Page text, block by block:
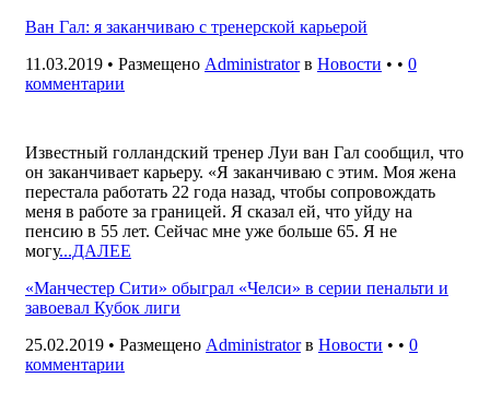
Ван Гал: я заканчиваю с тренерской карьерой
11.03.2019 • Размещено Administratorв Новости • • 0
комментарии
Известный голландский тренер Луи ван Гал сообщил, что
он заканчивает карьеру. «Я заканчиваю с этим. Моя жена
перестала работать 22 года назад, чтобы сопровождать
меня в работе за границей. Я сказал ей, что уйду на
пенсию в 55 лет. Сейчас мне уже больше 65. Я не
могу...ДАЛЕЕ
«Манчестер Сити» обыграл «Челси» в серии пенальти и
завоевал Кубок лиги
25.02.2019 • Размещено Administratorв Новости • • 0
комментарии